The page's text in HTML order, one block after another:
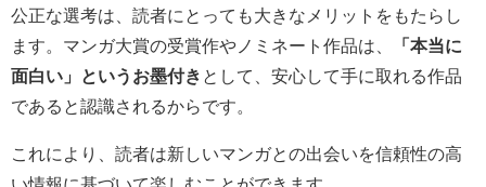
公正な選考は、読者にとっても大きなメリットをもたらし
ます。マンガ大賞の受賞作やノミネート作品は、
「本当に
面白い」というお墨付き として、安心して手に取れる作品
であると認識されるからです。
これにより、読者は新しいマンガとの出会いを信頼性の高